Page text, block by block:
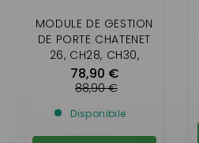
MODULE DE GESTION
DE PORTE CHATENET
26, CH28, CH30,
CH32,CH33, PICKUP,
SPORTEEVO
78,90 €
88,90 €
Disponibile